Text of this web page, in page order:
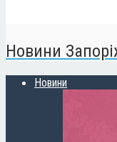
Новини
Новини